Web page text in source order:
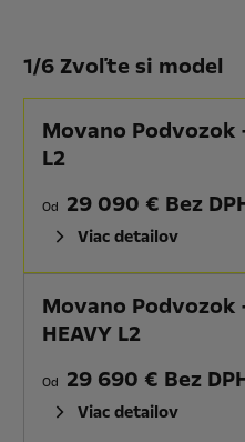
1/6 Zvoľte si model
Movano
L2
Od 29 090 € Bez
Viac detailov
Movano
HEAVY L2
Od 29 690 € Bez
Viac detailov